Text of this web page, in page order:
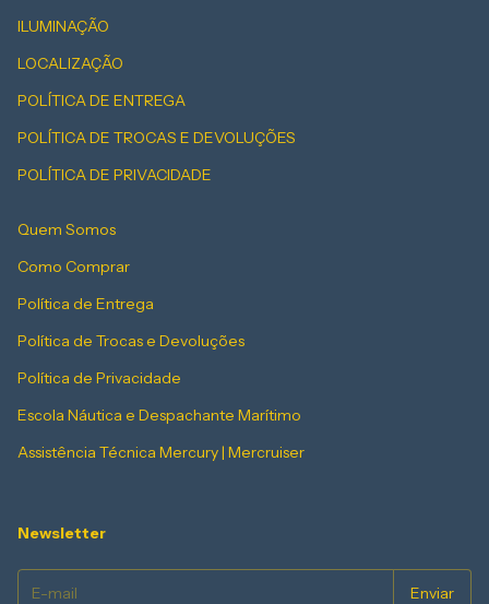
ILUMINAÇÃO
LOCALIZAÇÃO
POLÍTICA DE ENTREGA
POLÍTICA DE TROCAS E DEVOLUÇÕES
POLÍTICA DE PRIVACIDADE
Quem Somos
Como Comprar
Política de Entrega
Política de Trocas e Devoluções
Política de Privacidade
Escola Náutica e Despachante Marítimo
Assistência Técnica Mercury | Mercruiser
Newsletter